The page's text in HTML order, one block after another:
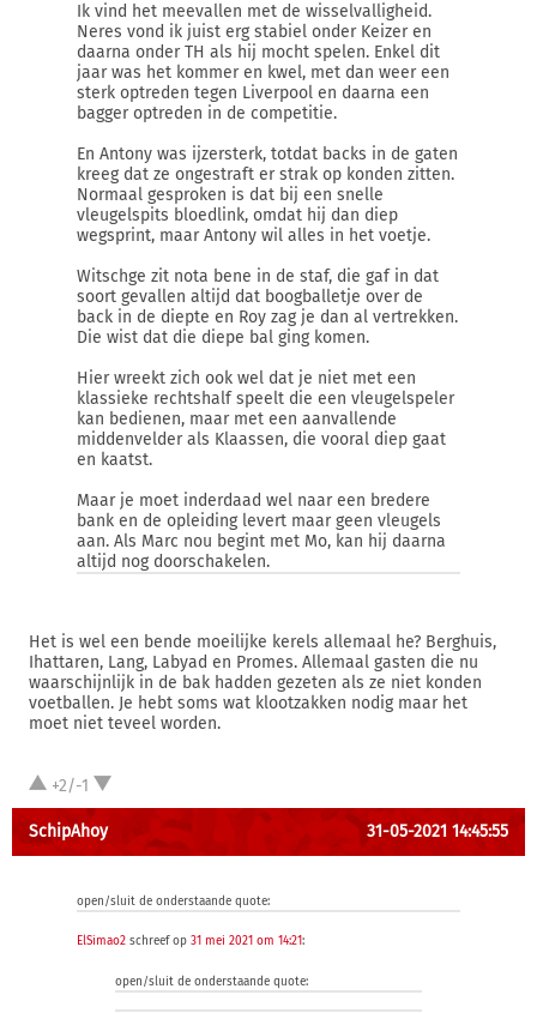
Ik vind het meevallen met de wisselvalligheid.
Neres vond ik juist erg stabiel onder Keizer en
daarna onder TH als hij mocht spelen. Enkel dit
jaar was het kommer en kwel, met dan weer een
sterk optreden tegen Liverpool en daarna een
bagger optreden in de competitie.
En Antony was ijzersterk, totdat backs in de gaten
kreeg dat ze ongestraft er strak op konden zitten.
Normaal gesproken is dat bij een snelle
vleugelspits bloedlink, omdat hij dan diep
wegsprint, maar Antony wil alles in het voetje.
Witschge zit nota bene in de staf, die gaf in dat
soort gevallen altijd dat boogballetje over de
back in de diepte en Roy zag je dan al vertrekken.
Die wist dat die diepe bal ging komen.
Hier wreekt zich ook wel dat je niet met een
klassieke rechtshalf speelt die een vleugelspeler
kan bedienen, maar met een aanvallende
middenvelder als Klaassen, die vooral diep gaat
en kaatst.
Maar je moet inderdaad wel naar een bredere
bank en de opleiding levert maar geen vleugels
aan. Als Marc nou begint met Mo, kan hij daarna
altijd nog doorschakelen.
Het is wel een bende moeilijke kerels allemaal he? Berghuis,
Ihattaren, Lang, Labyad en Promes. Allemaal gasten die nu
waarschijnlijk in de bak hadden gezeten als ze niet konden
voetballen. Je hebt soms wat klootzakken nodig maar het
moet niet teveel worden.
+2/-1
SchipAhoy 31-05-2021 14:45:55
open/sluit de onderstaande quote:
ElSimao2 schreef op 31 mei 2021 om 14:21:
open/sluit de onderstaande quote: